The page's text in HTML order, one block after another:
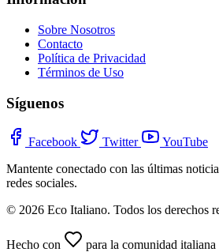
Sobre Nosotros
Contacto
Política de Privacidad
Términos de Uso
Síguenos
Facebook Twitter
YouTube
Mantente conectado con las últimas
redes sociales.
© 2026 Eco Italiano. Todos los derechos
Hecho con para la comunidad italiana